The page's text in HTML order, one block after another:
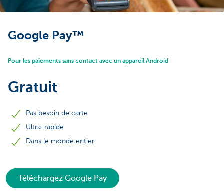
Google Pay™
Pour les paiements sans contact avec un appareil Android
Gratuit
Pas besoin de carte
Ultra-rapide
Dans le monde entier
Téléchargez Google Pay